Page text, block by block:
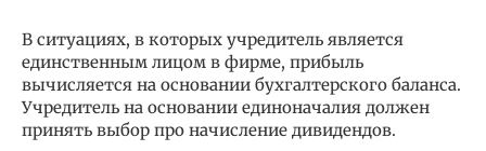
В ситуациях, в которых учредитель является
единственным лицом в фирме, прибыль
вычисляется на основании бухгалтерского баланса.
Учредитель на основании единоначалия должен
принять выбор про начисление дивидендов.